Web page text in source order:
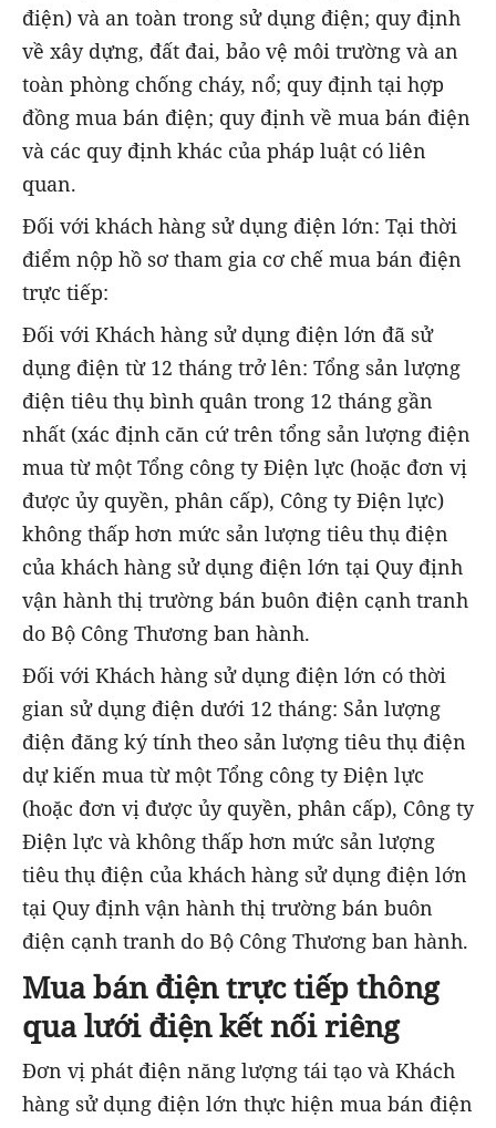
điện) và an toàn trong sử dụng điện; quy định
về xây dựng, đất đai, bảo vệ môi trường và an
toàn phòng chống cháy, nổ; quy định tại hợp
đồng mua bán điện; quy định về mua bán điện
và các quy định khác của pháp luật có liên
quan.
Đối với khách hàng sử dụng điện lớn: Tại thời
điểm nộp hồ sơ tham gia cơ chế mua bán điện
trực tiếp:
Đối với Khách hàng sử dụng điện lớn đã sử
dụng điện từ 12 tháng trở lên: Tổng sản lượng
điện tiêu thụ bình quân trong 12 tháng gần
nhất (xác định căn cứ trên tổng sản lượng điện
mua từ một Tổng công ty Điện lực (hoặc đơn vị
được ủy quyền, phân cấp), Công ty Điện lực)
không thấp hơn mức sản lượng tiêu thụ điện
của khách hàng sử dụng điện lớn tại Quy định
vận hành thị trường bán buôn điện cạnh tranh
do Bộ Công Thương ban hành.
Đối với Khách hàng sử dụng điện lớn có thời
gian sử dụng điện dưới 12 tháng: Sản lượng
điện đăng ký tính theo sản lượng tiêu thụ điện
dự kiến mua từ một Tổng công ty Điện lực
(hoặc đơn vị được ủy quyền, phân cấp), Công ty
Điện lực và không thấp hơn mức sản lượng
tiêu thụ điện của khách hàng sử dụng điện lớn
tại Quy định vận hành thị trường bán buôn
điện cạnh tranh do Bộ Công Thương ban hành.
Mua bán điện trực tiếp thông
qua lưới điện kết nối riêng
Đơn vị phát điện năng lượng tái tạo và Khách
hàng sử dụng điện lớn thực hiện mua bán điện